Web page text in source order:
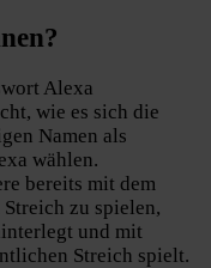
Alexa
wie es sich die
Namen als
wählen.
bereits mit dem
zu spielen,
und mit
Streich spielt.